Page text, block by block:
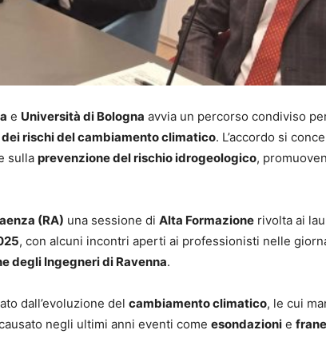
e Università di Bologna avvia un percorso condiviso
rischi del cambiamento climatico. L’accordo si
sulla prevenzione del rischio idrogeologico,
(RA) una sessione di Alta Formazione rivolta ai
, con alcuni incontri aperti ai professionisti nelle
degli Ingegneri di Ravenna.
dall’evoluzione del cambiamento climatico, le cui
negli ultimi anni eventi come esondazioni e frane